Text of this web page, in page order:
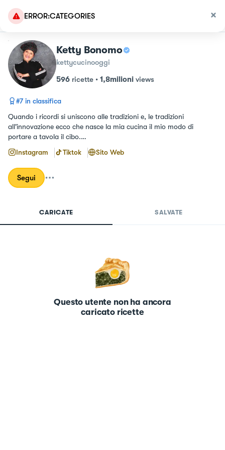
ERROR:CATEGORIES
Ketty Bonomo
kettycucinooggi
596 ricette • 1,8milioni views
#7in classifica
Quando i ricordi si uniscono alle tradizioni e, le tradizioni
all'innovazione ecco che nasce la mia cucina il mio modo di
portare a tavola il cibo.
Ricette veloci senza mai tralasciare il gusto.
Instagram Tiktok Sito Web
Segui
CARICATE SALVATE
Questo utente non ha ancora
caricato ricette